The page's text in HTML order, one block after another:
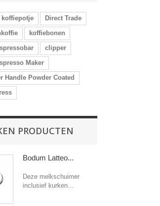
koffiepotje
Direct Trade
koffiebonen
clipper
Maker
Handle Powder Coated
PRODUCTEN
Bodum Latteo...
Deze melkschuimer
inclusief kurken...